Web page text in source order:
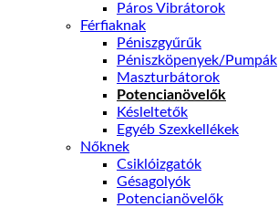
Páros Vibrátorok
Férfiaknak
Péniszgyűrűk
Péniszköpenyek/Pumpák
Maszturbátorok
Potencianövelők
Késleltetők
Egyéb Szexkellékek
Nőknek
Csiklóizgatók
Gésagolyók
Potencianövelők